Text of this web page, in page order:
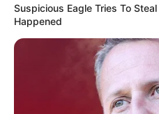
Hotels in Weimar
www.weimar.de
de.wikipedia.org/
wiki/
Kauf- und Lesetipps:
Hotels in Weimar auf Seiten
Suspicious Eagle Tries To
Happened